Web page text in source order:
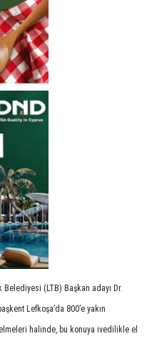
(LTB) Başkan adayı Dr.
Lefkoşa’da 800’e yakın
halinde, bu konuya ivedilikle el